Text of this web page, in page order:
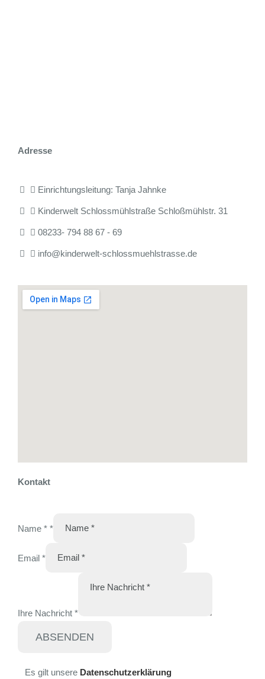
Adresse
Einrichtungsleitung: Tanja Jahnke
Kinderwelt Schlossmühlstraße Schloßmühlstr. 31
08233- 794 88 67 - 69
info@kinderwelt-schlossmuehlstrasse.de
Kontakt
Name * *
Email *
Ihre Nachricht *
ABSENDEN
Es gilt unsere Datenschutzerklärung